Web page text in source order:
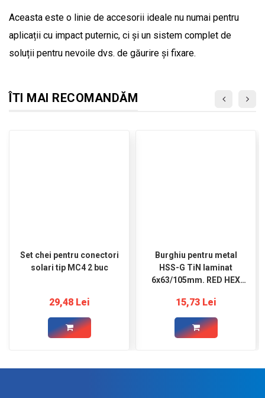
Aceasta este o linie de accesorii ideale nu numai pentru
aplicații cu impact puternic, ci și un sistem complet de
soluții pentru nevoile dvs. de găurire și fixare.
ÎTI MAI RECOMANDĂM
Set chei pentru conectori
solari tip MC4 2 buc
29,48 Lei
Burghiu pentru metal
HSS-G TiN laminat
6x63/105mm. RED HEX
15,73 Lei